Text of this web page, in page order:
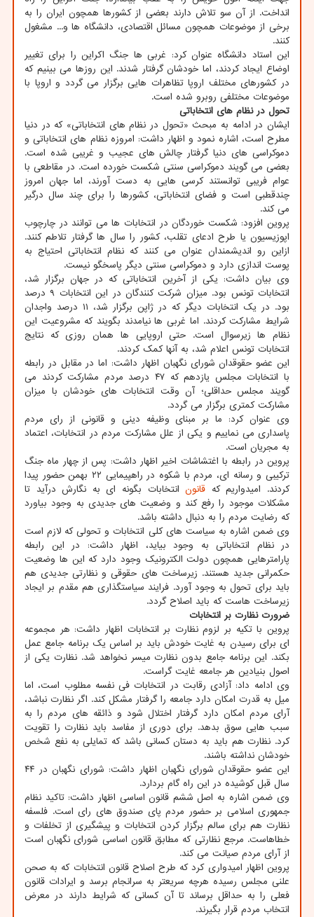
انداخت. از آن سو تلاش دارند بعضی از کشورها همچون ایران را به
برخی از موضوعات همچون مسائل اقتصادی، دانشگاه ها و... مشغول
کنند.
این استاد دانشگاه عنوان کرد: غربی ها جنگ اکراین را برای تغییر
اوضاع ایجاد کردند، اما خودشان گرفتار شدند. این روزها می بینیم که
در کشورهای مختلف اروپا تظاهرات هایی برگزار می گردد و اروپا با
موضوعات مختلفی روبرو شده است.
تحول در نظام های انتخاباتی
ایشان در ادامه به مبحث «تحول در نظام های انتخاباتی» که در دنیا
مطرح است، اشاره نمود و اظهار داشت: امروزه نظام های انتخاباتی و
دموکراسی های دنیا گرفتار چالش های عجیب و غریبی شده است.
بعضی می گویند دموکراسی سنتی شکست خورده است. در مقاطعی با
عوام فریبی توانستند کرسی هایی به دست آورند، اما جهان امروز
چندقطبی است و فضای انتخاباتی، کشورها را برای چند سال درگیر
می کند.
پروین افزود: شکست خوردگان در انتخابات ها می توانند در چارچوب
اپوزیسیون یا طرح ادعای تقلب، کشور را سال ها گرفتار تلاطم کنند.
ازاین رو اندیشمندان عنوان می کنند که نظام انتخاباتی احتیاج به
پوست اندازی دارد و دموکراسی سنتی دیگر پاسخگو نیست.
وی بیان داشت: یکی از آخرین انتخاباتی که در جهان برگزار شد،
انتخابات تونس بود. میزان شرکت کنندگان در این انتخابات ۹ درصد
بود. در یک انتخابات دیگر که در ژاپن برگزار شد، ۱۱ درصد واجدان
شرایط مشارکت کردند. اما غربی ها نیامدند بگویند که مشروعیت این
نظام ها زیرسوال است. حتی اروپایی ها همان روزی که نتایج
انتخابات تونس اعلام شد، به آنها کمک کردند.
این عضو حقوقدان شورای نگهبان اظهار داشت: اما در مقابل در رابطه
با انتخابات مجلس یازدهم که ۴۷ درصد مردم مشارکت کردند می
گویند مجلس حداقلی؛ آن وقت انتخابات های خودشان با میزان
مشارکت کمتری برگزار می گردد.
وی عنوان کرد: ما بر مبنای وظیفه دینی و قانونی از رای مردم
پاسداری می نماییم و یکی از علل مشارکت مردم در انتخابات، اعتماد
به مجریان است.
پروین در رابطه با اغتشاشات اخیر اظهار داشت: پس از چهار ماه جنگ
ترکیبی و رسانه ای، مردم با شکوه در راهپیمایی ۲۲ بهمن حضور پیدا
کردند. امیدواریم که قانونانتخابات بگونه ای به نگارش درآید تا
مشکلات موجود را رفع کند و وضعیت های جدیدی به وجود بیاورد
که رضایت مردم را به دنبال داشته باشد.
وی ضمن اشاره به سیاست های کلی انتخابات و تحولی که لازم است
در نظام انتخاباتی به وجود بیاید، اظهار داشت: در این رابطه
پارامترهایی همچون دولت الکترونیک وجود دارد که این ها وضعیت
حکمرانی جدید هستند. زیرساخت های حقوقی و نظارتی جدیدی هم
باید برای تحول به وجود آورد. فرایند سیاستگذاری هم مقدم بر ایجاد
زیرساخت هاست که باید اصلاح گردد.
ضرورت نظارت بر انتخابات
پروین با تکیه بر لزوم نظارت بر انتخابات اظهار داشت: هر مجموعه
ای برای رسیدن به غایت خودش باید بر اساس یک برنامه جامع عمل
بکند. این برنامه جامع بدون نظارت میسر نخواهد شد. نظارت یکی از
اصول بنیادین هر جامعه غایت گراست.
وی ادامه داد: آزادی رقابت در انتخابات فی نفسه مطلوب است، اما
میل به قدرت امکان دارد جامعه را گرفتار مشکل کند. اگر نظارت نباشد،
آرای مردم امکان دارد گرفتار اختلال شود و ذائقه های مردم را به
سبب هایی سوق بدهد. برای دوری از مفاسد باید نظارت را تقویت
کرد. نظارت هم باید به دستان کسانی باشد که تمایلی به نفع شخص
خودشان نداشته باشند.
این عضو حقوقدان شورای نگهبان اظهار داشت: شورای نگهبان در ۴۴
سال قبل کوشیده در این راه گام بردارد.
وی ضمن اشاره به اصل ششم قانون اساسی اظهار داشت: تاکید نظام
جمهوری اسلامی بر حضور مردم پای صندوق های رای است. فلسفه
نظارت هم برای سالم برگزار کردن انتخابات و پیشگیری از تخلفات و
خطاهاست. مرجع نظارتی که مطابق قانون اساسی شورای نگهبان است
از آرای مردم صیانت می کند.
پروین اظهار امیدواری کرد که طرح اصلاح قانون انتخابات که به صحن
علنی مجلس رسیده هرچه سریعتر به سرانجام برسد و ایرادات قانون
فعلی را به حداقل برساند تا آن کسانی که شرایط دارند در معرض
انتخاب مردم قرار بگیرند.